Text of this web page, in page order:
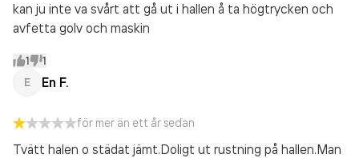
kan ju inte va svårt att gå ut i hallen å ta högtrycken och
avfetta golv och maskin
1 1
E En F.
för mer än ett år sedan
Tvätt halen o städat jämt.Doligt ut rustning på hallen.Man